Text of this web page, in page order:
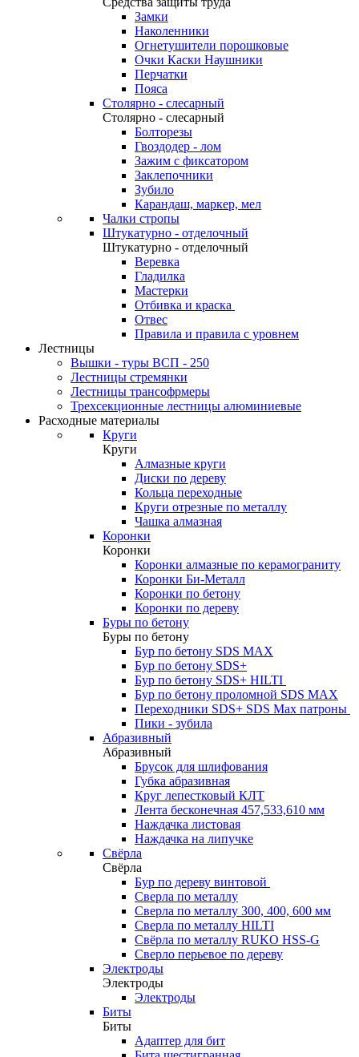
Замки
Наколенники
Огнетушители порошковые
Очки Каски Наушники
Перчатки
Пояса
Столярно - слесарный
Столярно - слесарный
Болторезы
Гвоздодер - лом
Зажим с фиксатором
Заклепочники
Зубило
Карандаш, маркер, мел
Чалки стропы
Штукатурно - отделочный
Штукатурно - отделочный
Веревка
Гладилка
Мастерки
Отбивка и краска
Отвес
Правила и правила с уровнем
Лестницы
Вышки - туры ВСП - 250
Лестницы стремянки
Лестницы трансофрмеры
Трехсекционные лестницы алюминиевые
Расходные материалы
Круги
Круги
Алмазные круги
Диски по дереву
Кольца переходные
Круги отрезные по металлу
Чашка алмазная
Коронки
Коронки
Коронки алмазные по керамограниту
Коронки Би-Металл
Коронки по бетону
Коронки по дереву
Буры по бетону
Буры по бетону
Бур по бетону SDS MAX
Бур по бетону SDS+
Бур по бетону SDS+ HILTI
Бур по бетону проломной SDS MAX
Переходники SDS+ SDS Max патроны
Пики - зубила
Абразивный
Абразивный
Брусок для шлифования
Губка абразивная
Круг лепестковый КЛТ
Лента бесконечная 457,533,610 мм
Наждачка листовая
Наждачка на липучке
Свёрла
Свёрла
Бур по дереву винтовой
Сверла по металлу
Сверла по металлу 300, 400, 600 мм
Сверла по металлу HILTI
Свёрла по металлу RUKO HSS-G
Сверло перьевое по дереву
Электроды
Электроды
Электроды
Биты
Биты
Адаптер для бит